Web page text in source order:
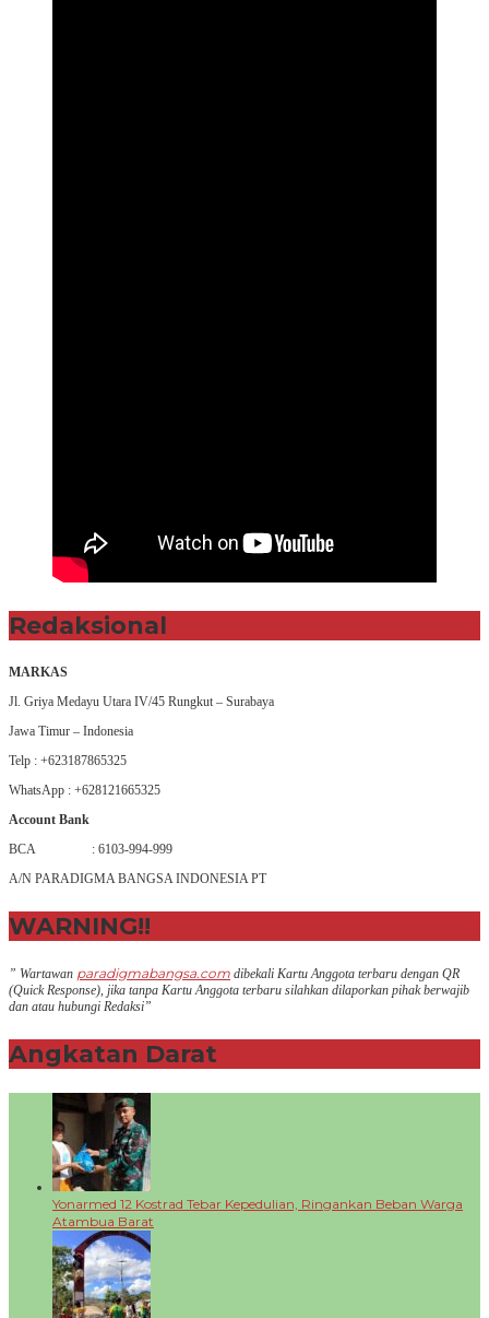
Redaksional
MARKAS
Jl. Griya Medayu Utara IV/45 Rungkut – Surabaya
Jawa Timur – Indonesia
Telp : +623187865325
WhatsApp : +628121665325
Account Bank
BCA : 6103-994-999
A/N PARADIGMA BANGSA INDONESIA PT
WARNING!!
” Wartawan paradigmabangsa.com dibekali Kartu Anggota terbaru dengan QR
(Quick Response), jika tanpa Kartu Anggota terbaru silahkan dilaporkan pihak berwajib
dan atau hubungi Redaksi”
Angkatan Darat
Yonarmed 12 Kostrad Tebar Kepedulian, Ringankan Beban Warga
Atambua Barat